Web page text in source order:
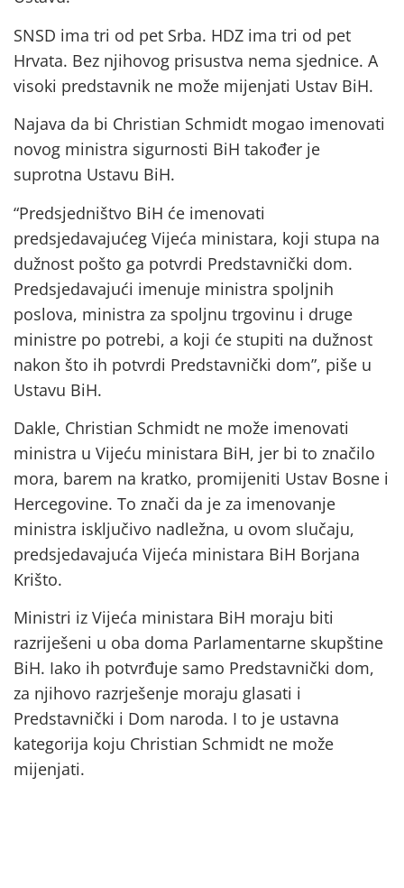
SNSD ima tri od pet Srba. HDZ ima tri od pet
Hrvata. Bez njihovog prisustva nema sjednice. A
visoki predstavnik ne može mijenjati Ustav BiH.
Najava da bi Christian Schmidt mogao imenovati
novog ministra sigurnosti BiH također je
suprotna Ustavu BiH.
“Predsjedništvo BiH će imenovati
predsjedavajućeg Vijeća ministara, koji stupa na
dužnost pošto ga potvrdi Predstavnički dom.
Predsjedavajući imenuje ministra spoljnih
poslova, ministra za spoljnu trgovinu i druge
ministre po potrebi, a koji će stupiti na dužnost
nakon što ih potvrdi Predstavnički dom”, piše u
Ustavu BiH.
Dakle, Christian Schmidt ne može imenovati
ministra u Vijeću ministara BiH, jer bi to značilo
mora, barem na kratko, promijeniti Ustav Bosne i
Hercegovine. To znači da je za imenovanje
ministra isključivo nadležna, u ovom slučaju,
predsjedavajuća Vijeća ministara BiH Borjana
Krišto.
Ministri iz Vijeća ministara BiH moraju biti
razriješeni u oba doma Parlamentarne skupštine
BiH. Iako ih potvrđuje samo Predstavnički dom,
za njihovo razrješenje moraju glasati i
Predstavnički i Dom naroda. I to je ustavna
kategorija koju Christian Schmidt ne može
mijenjati.